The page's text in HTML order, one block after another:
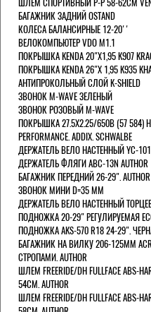
БАГАЖНИК ЗАДНИЙ OSTAND
КОЛЕСА БАЛАНСИРНЫЕ 12-20''
ВЕЛОКОМПЬЮТЕР VDO M1.1
ПОКРЫШКА KENDA 20"Х1,95 K907
ПОКРЫШКА KENDA 26"Х 1,95 K935
АНТИПРОКОЛЬНЫЙ СЛОЙ K-SHIELD
ЗВОНОК M-WAVE ЗЕЛЕНЫЙ
ЗВОНОК РОЗОВЫЙ M-WAVE
ПОКРЫШКА 27.5X2.25/650B (57 584)
PERFORMANCE. ADDIX. SCHWALBE
ДЕРЖАТЕЛЬ ВЕЛО НАСТЕННЫЙ YC-101
ДЕРЖАТЕЛЬ ФЛЯГИ ABC-13N AUTHOR
БАГАЖНИК ПЕРЕДНИЙ 26-29". AUTHOR
ЗВОНОК МИНИ D=35 ММ
ДЕРЖАТЕЛЬ ВЕЛО НАСТЕННЫЙ
ПОДНОЖКА 20-29" РЕГУЛИРУЕМАЯ
ПОДНОЖКА AKS-570 R18 24-29".
БАГАЖНИК НА ВИЛКУ 206-125ММ
СТРОПАМИ. AUTHOR
ШЛЕМ FREERIDE/DH FULLFACE ABS-
54СМ. AUTHOR
ШЛЕМ FREERIDE/DH FULLFACE ABS-